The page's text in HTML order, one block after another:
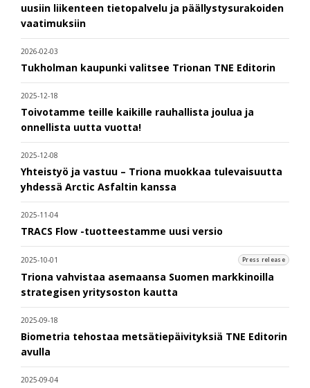
uusiin liikenteen tietopalvelu ja päällystysurakoiden
vaatimuksiin
2026-02-03
Tukholman kaupunki valitsee Trionan TNE Editorin
2025-12-18
Toivotamme teille kaikille rauhallista joulua ja
onnellista uutta vuotta!
2025-12-08
Yhteistyö ja vastuu – Triona muokkaa tulevaisuutta
yhdessä Arctic Asfaltin kanssa
2025-11-04
TRACS Flow -tuotteestamme uusi versio
2025-10-01 Press release
Triona vahvistaa asemaansa Suomen markkinoilla
strategisen yritysoston kautta
2025-09-18
Biometria tehostaa metsätiepäivityksiä TNE Editorin
avulla
2025-09-04